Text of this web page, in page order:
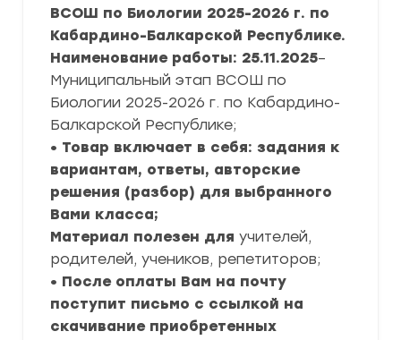
ВСОШ по Биологии 2025-2026 г. по
Кабардино-Балкарской Республике.
Наименование работы: 25.11.2025–
Муниципальный этап ВСОШ по
Биологии 2025-2026 г. по Кабардино-
Балкарской Республике;
• Товар включает в себя: задания к
вариантам, ответы, авторские
решения (разбор) для выбранного
Вами класса;
Материал полезен для учителей,
родителей, учеников, репетиторов;
• После оплаты Вам на почту
поступит письмо с ссылкой на
скачивание приобретенных